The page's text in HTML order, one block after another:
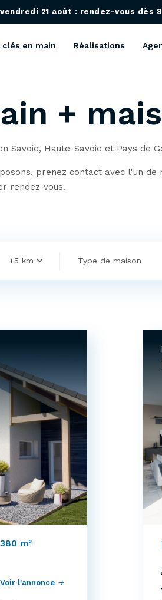
21 août : rendez-vous dès
clés en main Réalisations
+
Savoie, Haute-Savoie et Pays de
prenez contact avec l'un de
rendez-vous.
+5 km Type de maison
380 m²
Voir l'annonce